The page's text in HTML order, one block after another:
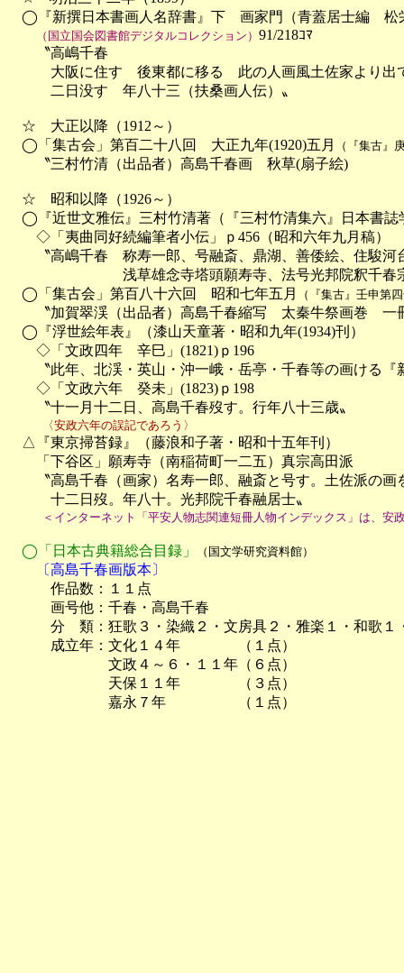
◯『新撰日本書画人名辞書』下　画家門（青蓋居士編　松
（国立国会図書館デジタルコレクション） 91/218ｺﾏ
〝高嶋千春
大阪に住す　後東都に移る　此の人画風土佐家より出
二日没す　年八十三（扶桑画人伝）〟
☆　大正以降（1912～）
◯「集古会」第百二十八回　大正九年(1920)五月
（『集古』
〝三村竹清（出品者）高島千春画　秋草(扇子絵)
☆　昭和以降（1926～）
◯『近世文雅伝』三村竹清著（『三村竹清集六』日本書誌
◇「夷曲同好続編筆者小伝」ｐ456（昭和六年九月稿）
〝高嶋千春　称寿一郎、号融斎、鼎湖、善倭絵、住駿河
浅草雄念寺塔頭願寿寺、法号光邦院釈千春宗
◯「集古会」第百八十六回　昭和七年五月
（『集古』壬申第
〝加賀翠渓（出品者）高島千春縮写　太秦牛祭画巻　一
◯『浮世絵年表』（漆山天童著・昭和九年(1934)刊）
◇「文政四年　辛巳」(1821)ｐ196
〝此年、北渓・英山・沖一峨・岳亭・千春等の画ける『
◇「文政六年　癸未」(1823)ｐ198
〝十一月十二日、高島千春歿す。行年八十三歳〟
〈安政六年の誤記であろう〉
△『東京掃苔録』（藤浪和子著・昭和十五年刊）
「下谷区」願寿寺（南稲荷町一二五）真宗高田派
〝高島千春（画家）名寿一郎、融斎と号す。土佐派の画
十二日歿。年八十。光邦院千春融居士〟
＜インターネット「平安人物志関連短冊人物インデックス」は、安政
◯「日本古典籍総合目録」 （国文学研究資料館）
〔高島千春画版本〕
作品数：１１点
画号他：千春・高島千春
分　類：狂歌３・染織２・文房具２・雅楽１・和歌１
成立年：文化１４年　　　　（１点）
文政４～６・１１年（６点）
天保１１年　　　　（３点）